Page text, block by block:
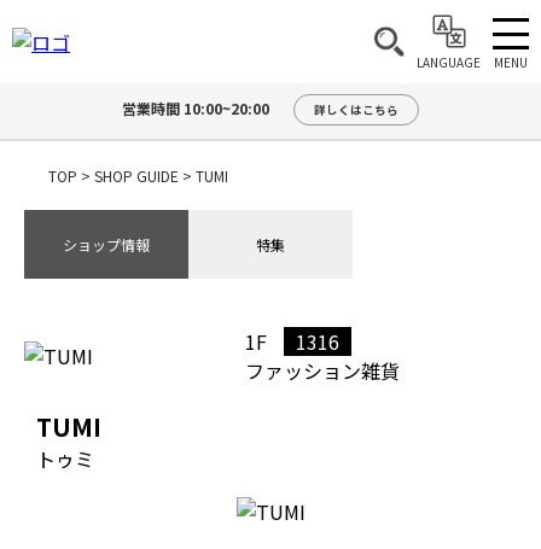
LANGUAGE MENU
営業時間 10:00~20:00 詳しくはこちら
TOP > SHOP GUIDE > TUMI
ショップ情報 特集
1F
1316
ファッション雑貨
TUMI
トゥミ